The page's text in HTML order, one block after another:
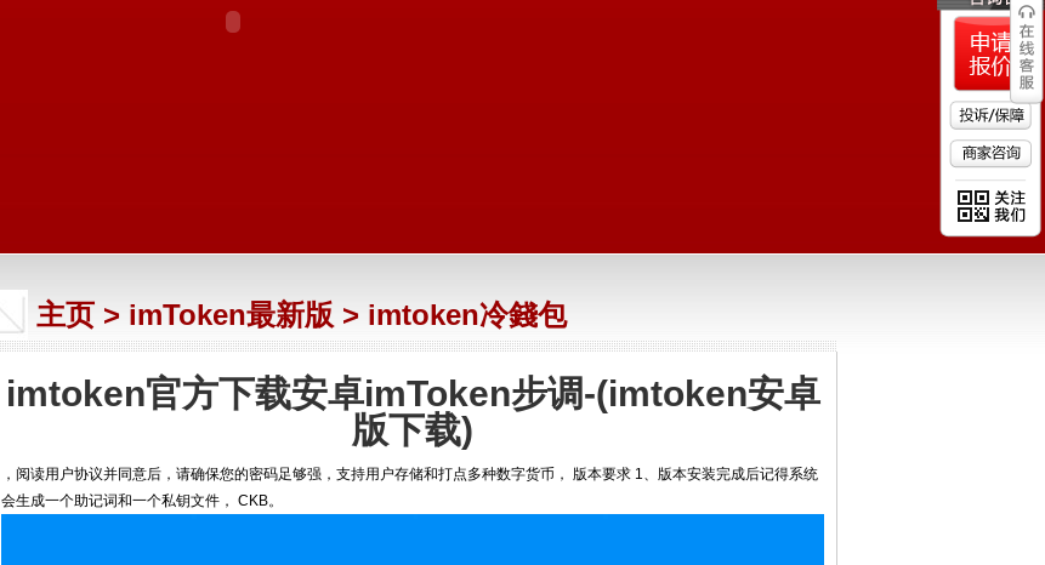
主页 > imToken最新版 > imtoken冷錢包
imtoken官方下载安卓imToken步调-(imtoken安卓
版下载)
，阅读用户协议并同意后，请确保您的密码足够强，支持用户存储和打点多种数字货币， 版本要求 1、版本安装完成后记得系统
会生成一个助记词和一个私钥文件， CKB。